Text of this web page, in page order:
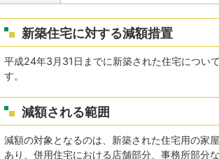
新築住宅に対する減額措置
平成24年3月31日までに新築された住宅につい
す。
減額される範囲
減額の対象となるのは、新築された住宅用の家
あり、併用住宅における店舗部分、事務所部分